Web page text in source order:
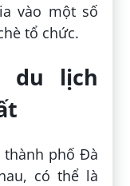
vào một số
tổ chức.
du lịch
thành phố Đà
có thể là